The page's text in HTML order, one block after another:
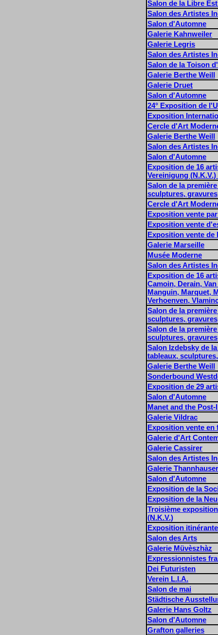
Salon de la Libre
Salon des Artistes
Salon d'Automne
Galerie Kahnweiler
Galerie Legris
Salon des Artistes
Salon de la Toison
Galerie Berthe Weill
Galerie Druet
Salon d'Automne
24° Exposition de
Exposition
Cercle d'Art
Galerie Berthe Weill
Salon des Artistes
Salon d'Automne
Exposition de 16
Vereinigung (N.K.V.)
Salon de la
sculptures,
Cercle d'Art
Exposition vente
Exposition vente
Exposition vente de
Galerie Marseille
Musée Moderne
Salon des Artistes
Exposition de 16
Camoin, Derain,
Manguin, Marquet,
Verhoenven,
Salon de la
sculptures,
Salon de la
sculptures,
Salon Izdebsky de
tableaux,
Galerie Berthe Weill
Sonderbound
Exposition de 29
Salon d'Automne
Manet and the
Galerie Vildrac
Exposition vente en
Galerie d'Art
Galerie Cassirer
Salon des Artistes
Galerie Thannhauser
Salon d'Automne
Exposition de la
Exposition de la
Troisième
(N.K.V.)
Exposition
Salon des Arts
Galerie Müvèszhàz
Expressionnistes
Dei Futuristen
Verein L.I.A.
Salon de mai
Städtische
Galerie Hans Goltz
Salon d'Automne
Grafton galleries